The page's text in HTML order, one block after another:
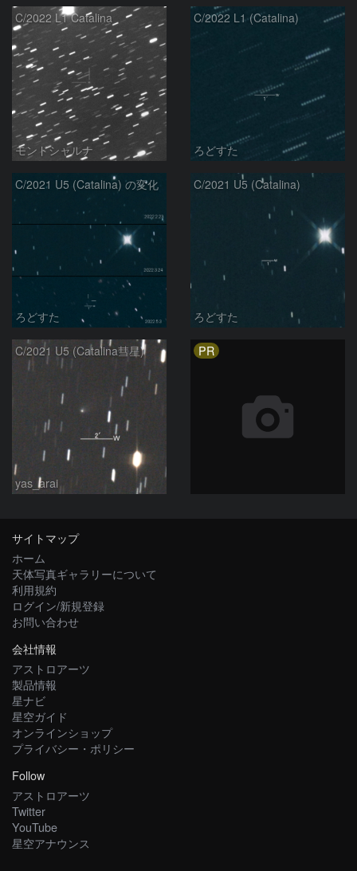
C/2022 L1 Catalina
モンドシャルナ
C/2022 L1 (Catalina)
ろどすた
C/2021 U5 (Catalina) の変化
ろどすた
C/2021 U5 (Catalina)
ろどすた
C/2021 U5 (Catalina彗星)
yas_arai
PR
サイトマップ
ホーム
天体写真ギャラリーについて
利用規約
ログイン/新規登録
お問い合わせ
会社情報
アストロアーツ
製品情報
星ナビ
星空ガイド
オンラインショップ
プライバシー・ポリシー
Follow
アストロアーツ
Twitter
YouTube
星空アナウンス